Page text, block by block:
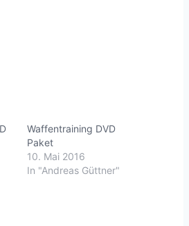
Waffentraining DVD
Paket
10. Mai 2016
In "Andreas Güttner"